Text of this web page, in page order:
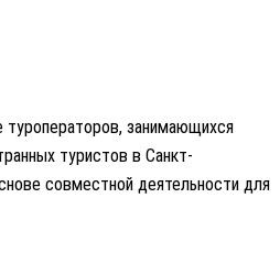
занимающихся
туристов в Санкт-
совместной деятельности для